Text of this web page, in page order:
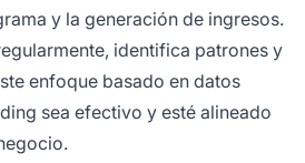
y la generación de ingresos.
identifica patrones y
enfoque basado en datos
sea efectivo y esté alineado